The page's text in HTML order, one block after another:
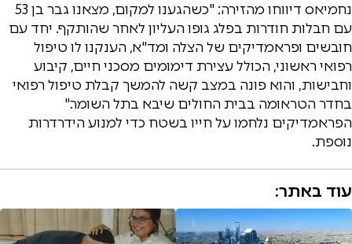
נחמיאס דיווחו מהזירה: "כשהגענו למקום, מצאנו גבר בן 53
עם חבלות חודרות בפלג גופו העליון לאחר שהותקף. יחד עם
חובשים ופראמדיקים של הצלה ומד"א, הענקנו לו טיפול
רפואי ראשוני, הכולל עצירת דימומים מסכני חיים, קיבוע
וחבישות, והוא פונה במצב קשה להמשך קבלת טיפול רפואי
בחדר הטראומה בבית החולים שיבא בתל השומר."
הפראמדיקים נלחמו על חייו בשטח כדי למנוע הידרדרות
נוספת.
עוד באתר: